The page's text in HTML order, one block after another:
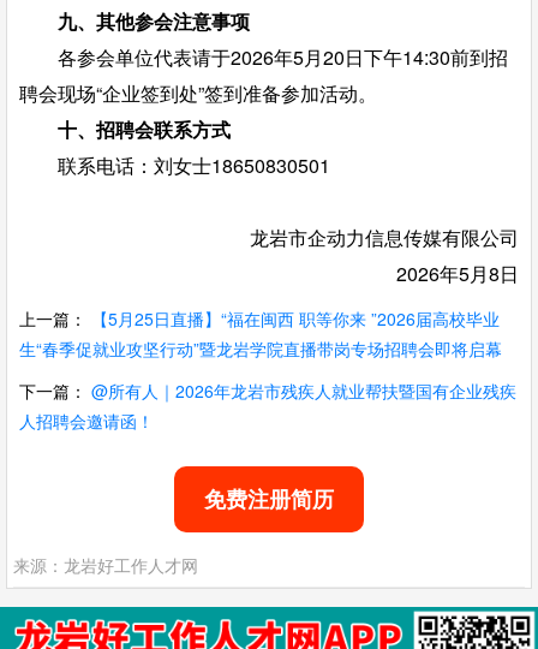
九、其他参会注意事项
各参会单位代表请于2026年5月20日下午14:30前到招
聘会现场“企业签到处”签到准备参加活动。
十、招聘会联系方式
联系电话：刘女士18650830501
龙岩市企动力信息传媒有限公司
2026年5月8日
上一篇：
【5月25日直播】“福在闽西 职等你来 ”2026届高校毕业
生“春季促就业攻坚行动”暨龙岩学院直播带岗专场招聘会即将启幕
下一篇： @所有人｜2026年龙岩市残疾人就业帮扶暨国有企业残疾
人招聘会邀请函！
免费注册简历
来源：龙岩好工作人才网